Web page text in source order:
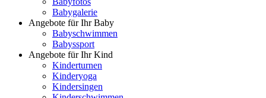
Babygalerie
Angebote für Ihr Baby
Babyschwimmen
Babyssport
Angebote für Ihr Kind
Kinderturnen
Kinderyoga
Kindersingen